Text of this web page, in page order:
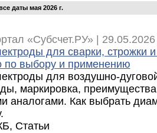
даты мая 2026 г.
«Субсчет.РУ» |
для сварки, строжки
по выбору и применению
для воздушно-
маркировка,
аналогами. Как выбрать
Статьи